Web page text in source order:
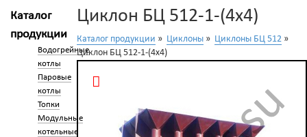
Каталог
продукции
Водогрейные
котлы
Паровые
котлы
Топки
Модульные
котельные
Циклон БЦ 512-1-(4x4)
Каталог продукции » Циклоны » Циклоны БЦ 512 »
Циклон БЦ 512-1-(4x4)